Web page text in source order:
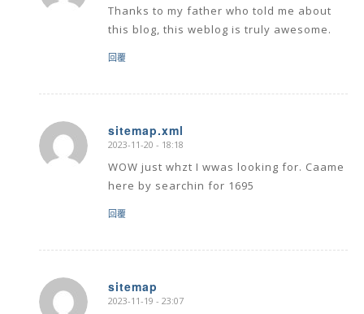
Thanks to my father who told me about
this blog, this weblog is truly awesome.
回覆
sitemap.xml
says:
2023-11-20 - 18:18
WOW just whzt I wwas looking for. Caame
here by searchin for 1695
回覆
sitemap
says:
2023-11-19 - 23:07